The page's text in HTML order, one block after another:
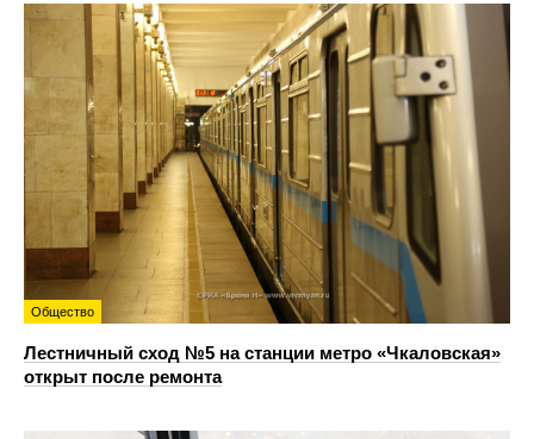
Общество
Лестничный сход №5 на станции метро «Чкаловская»
открыт после ремонта